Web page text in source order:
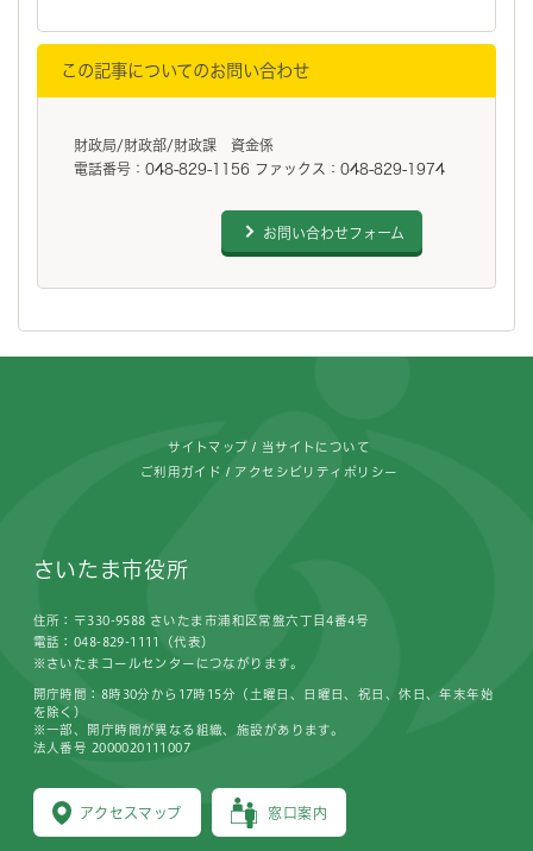
この記事についてのお問い合わせ
財政局/財政部/財政課 資金係
電話番号：048-829-1156 ファックス：048-829-1974
お問い合わせフォーム
サイトマップ 当サイトについて
ご利用ガイド アクセシビリティポリシー
さいたま市役所
住所：〒330-9588 さいたま市浦和区常盤六丁目4番4号
電話：048-829-1111（代表）
※さいたまコールセンターにつながります。
アクセスマップ 窓口案内
開庁時間：8時30分から17時15分（土曜日、日曜日、祝日、休日、年末年始
を除く）
※一部、開庁時間が異なる組織、施設があります。
法人番号 2000020111007